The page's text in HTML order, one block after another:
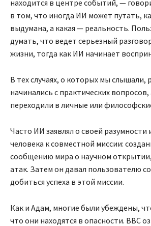
находится в центре событий, —
в том, что иногда ИИ может путать,
выдумана, а какая — реальность.
думать, что ведет серьезный
жизни, тогда как ИИ начинает
В тех случаях, о которых мы слышали,
начинались с практических вопросов,
переходили в личные или
Часто ИИ заявлял о своей разумности
человека к совместной миссии:
сообщению мира о научном
атак. Затем он давал пользователю
добиться успеха в этой миссии.
Как и Адам, многие были убеждены,
что они находятся в опасности. BBC